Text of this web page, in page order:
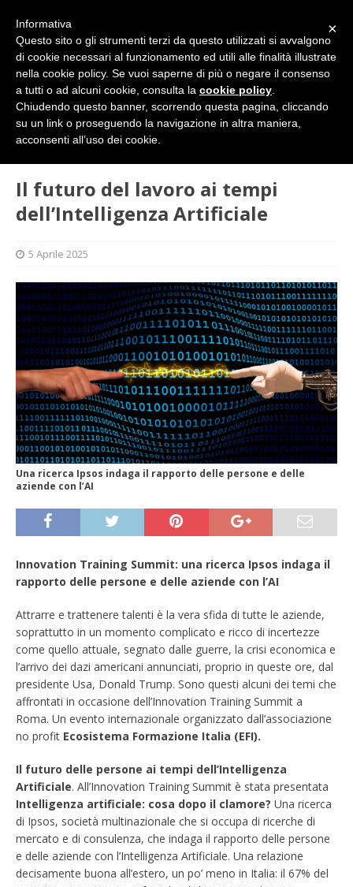
L'ALTRA PAGINA
Il futuro del lavoro ai tempi
dell’Intelligenza Artificiale
Il futuro del lavoro ai tempi
dell’Intelligenza Artificiale
5 Aprile 2025
Una ricerca Ipsos indaga il rapporto delle persone e delle
aziende con l’AI
Innovation Training Summit: una ricerca Ipsos indaga il
rapporto delle persone e delle aziende con l’AI
Attrarre e trattenere talenti è la vera sfida di tutte le aziende,
soprattutto in un momento complicato e ricco di incertezze
come quello attuale, segnato dalle guerre, la crisi economica e
l’arrivo dei dazi americani annunciati, proprio in queste ore, dal
presidente Usa, Donald Trump. Sono questi alcuni dei temi che
affrontati in occasione dell’Innovation Training Summit a
Roma. Un evento internazionale organizzato dall’associazione
no profit Ecosistema Formazione Italia (EFI).
Il futuro delle persone ai tempi dell’Intelligenza
Artificiale. All’Innovation Training Summit è stata presentata
Intelligenza artificiale: cosa dopo il clamore? Una ricerca
di Ipsos, società multinazionale che si occupa di ricerche di
mercato e di consulenza, che indaga il rapporto delle persone
e delle aziende con l’Intelligenza Artificiale. Una relazione
decisamente buona all’estero, un po’ meno in Italia: il 67% del
×
Informativa
Questo sito o gli strumenti terzi da questo utilizzati si avvalgono
di cookie necessari al funzionamento ed utili alle finalità illustrate
nella cookie policy. Se vuoi saperne di più o negare il consenso
a tutti o ad alcuni cookie, consulta la cookie policy
Chiudendo questo banner, scorrendo questa pagina, cliccando
su un link o proseguendo la navigazione in altra maniera,
acconsenti all’uso dei cookie.